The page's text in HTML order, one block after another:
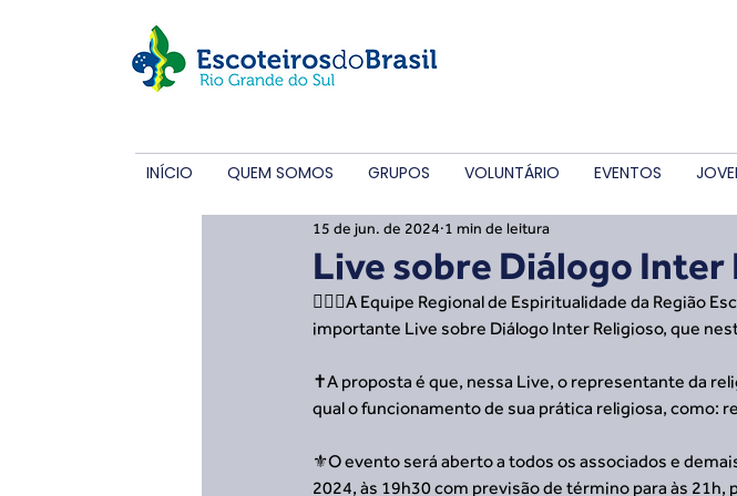
INÍCIO QUEM SOMOS GRUPOS VOLUNTÁRIO EVENTOS
Live sobre Diálogo
15 de jun. de 2024 1 min de leitura
🙋🏼‍♂️A Equipe Regional de Espiritualidade da Região
importante Live sobre Diálogo Inter Religioso, que
✝️A proposta é que, nessa Live, o representante da
qual o funcionamento de sua prática religiosa, como:
⚜️O evento será aberto a todos os associados e
2024, às 19h30 com previsão de término para às 21h,